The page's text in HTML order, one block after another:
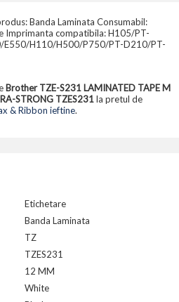
Banda Laminata Consumabil:
Imprimanta compatibila: H105/PT-
H110/H500/P750/PT-D210/PT-
Brother TZE-S231 LAMINATED TAPE M
STRONG TZES231la pretul de
& Ribbon ieftine.
Etichetare
Banda Laminata
TZ
TZES231
12 MM
White